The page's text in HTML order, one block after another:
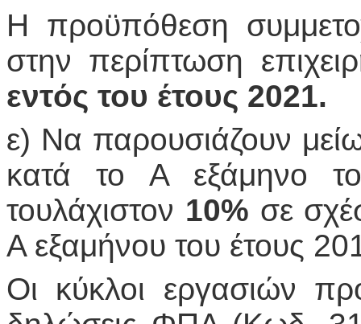
Η προϋπόθεση
στην περίπτωση
εντός του έτους 2021.
ε) Να παρουσιάζουν
κατά το Α εξάμηνο
τουλάχιστον 10% σε
Α εξαμήνου του έτους
Οι κύκλοι εργασιών